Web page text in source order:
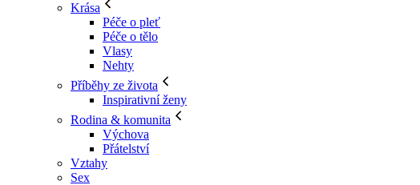
Krása
Péče o pleť
Péče o tělo
Vlasy
Nehty
Příběhy ze života
Inspirativní ženy
Rodina & komunita
Výchova
Přátelství
Vztahy
Sex